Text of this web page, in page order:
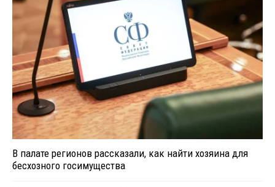
В палате регионов рассказали, как найти хозяина для
бесхозного госимущества